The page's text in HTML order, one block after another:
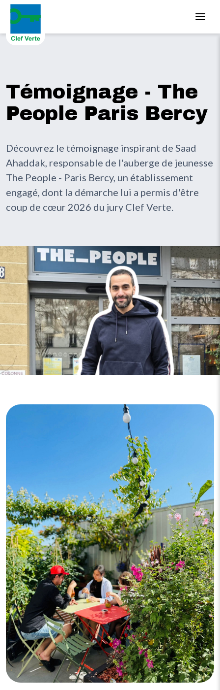
Témoignage - The
People Paris Bercy
Découvrez le témoignage inspirant de Saad
Ahaddak, responsable de l'auberge de jeunesse
The People - Paris Bercy, un établissement
engagé, dont la démarche lui a permis d'être
coup de cœur 2026 du jury Clef Verte.
Image
Image